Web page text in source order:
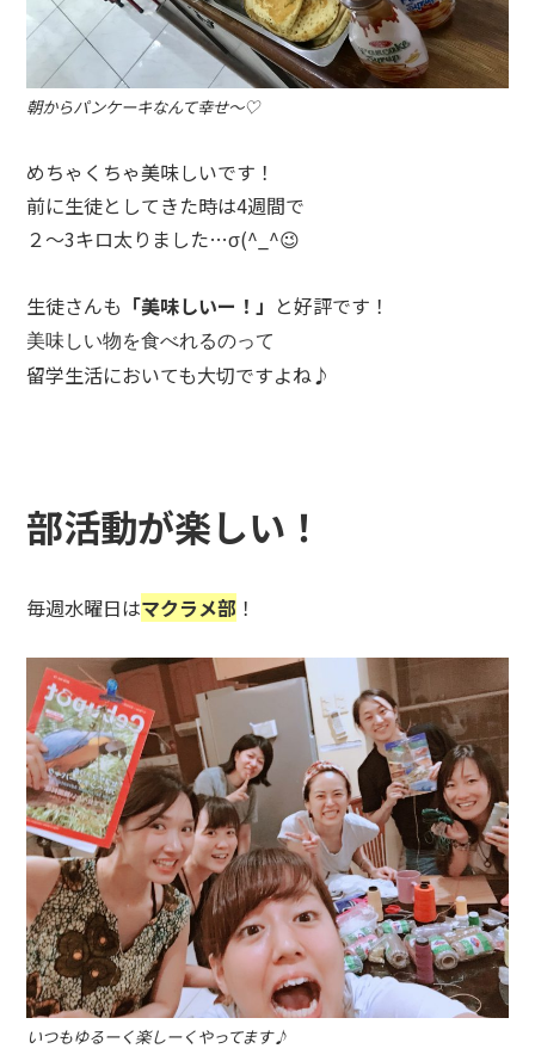
朝からパンケーキなんて幸せ〜♡
めちゃくちゃ美味しいです！
前に生徒としてきた時は4週間で
２〜3キロ太りました…σ(^_^😉
生徒さんも 「美味しいー！」 と好評です！
美味しい物を食べれるのって
留学生活においても大切ですよね♪
部活動が楽しい！
毎週水曜日はマクラメ部 ！
いつもゆるーく楽しーくやってます♪